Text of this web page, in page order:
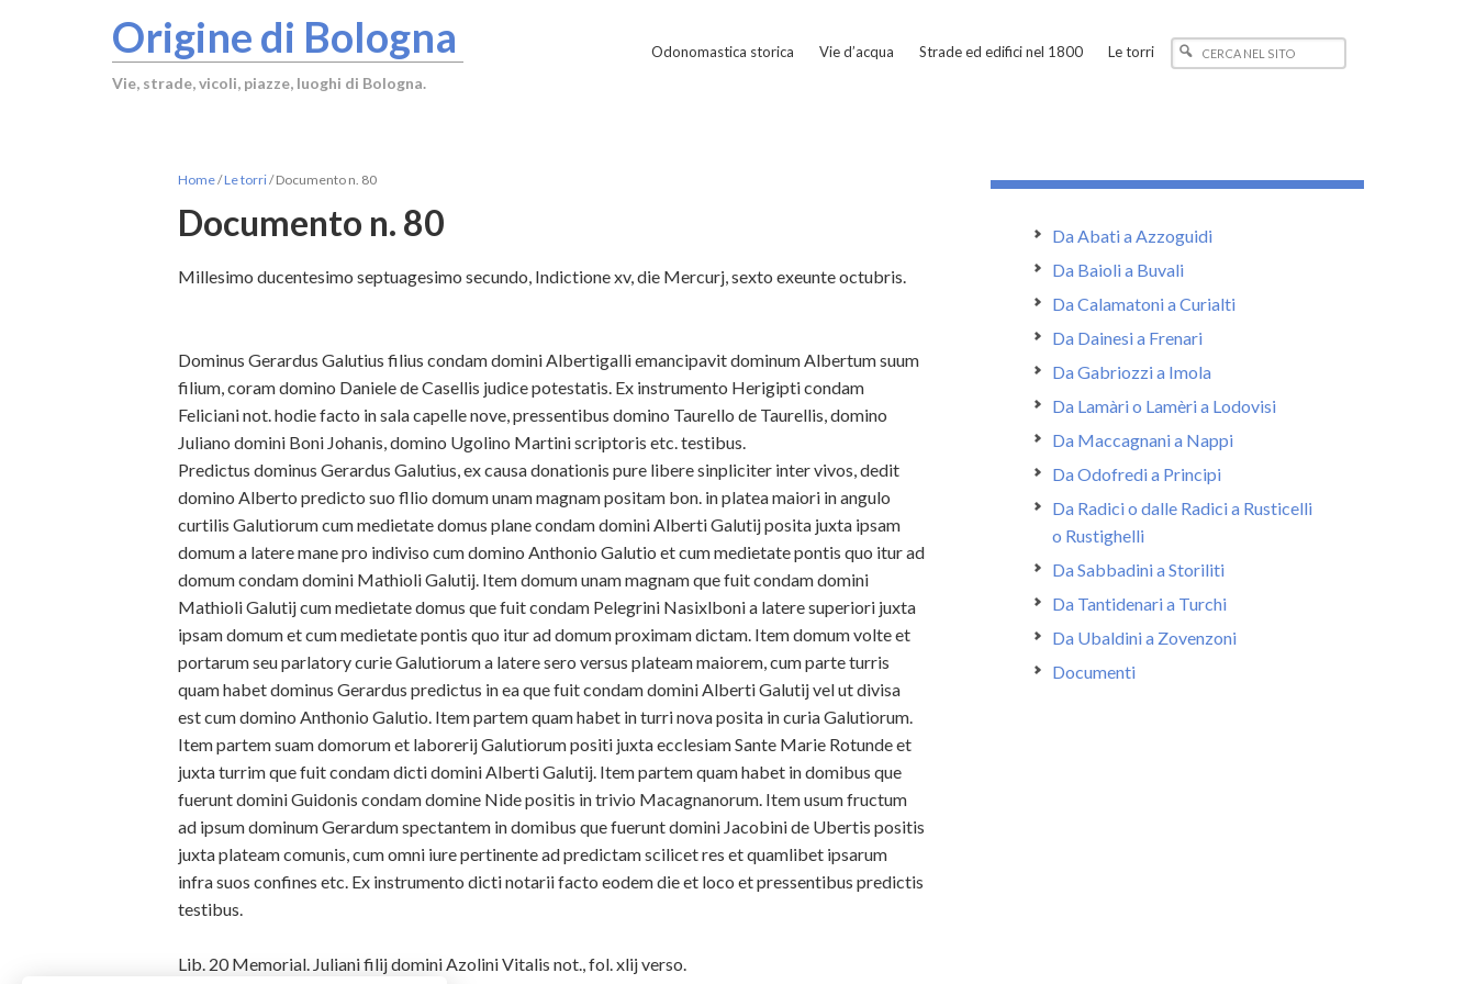
Origine di Bologna
Vie, strade, vicoli, piazze, luoghi di Bologna.
Odonomastica storica Vie d’acqua Strade ed edifici nel 1800 Le torri
Home/Le torri/Documento n. 80
Documento n. 80
Millesimo ducentesimo septuagesimo secundo, Indictione xv, die Mercurj, sexto exeunte octubris.
Dominus Gerardus Galutius filius condam domini Albertigalli emancipavit dominum Albertum suum
filium, coram domino Daniele de Casellis judice potestatis. Ex instrumento Herigipti condam
Feliciani not. hodie facto in sala capelle nove, pressentibus domino Taurello de Taurellis, domino
Juliano domini Boni Johanis, domino Ugolino Martini scriptoris etc. testibus.
Predictus dominus Gerardus Galutius, ex causa donationis pure libere sinpliciter inter vivos, dedit
domino Alberto predicto suo fllio domum unam magnam positam bon. in platea maiori in angulo
curtilis Galutiorum cum medietate domus plane condam domini Alberti Galutij posita juxta ipsam
domum a latere mane pro indiviso cum domino Anthonio Galutio et cum medietate pontis quo itur ad
domum condam domini Mathioli Galutij. Item domum unam magnam que fuit condam domini
Mathioli Galutij cum medietate domus que fuit condam Pelegrini Nasixlboni a latere superiori juxta
ipsam domum et cum medietate pontis quo itur ad domum proximam dictam. Item domum volte et
portarum seu parlatory curie Galutiorum a latere sero versus plateam maiorem, cum parte turris
quam habet dominus Gerardus predictus in ea que fuit condam domini Alberti Galutij vel ut divisa
est cum domino Anthonio Galutio. Item partem quam habet in turri nova posita in curia Galutiorum.
Item partem suam domorum et laborerij Galutiorum positi juxta ecclesiam Sante Marie Rotunde et
juxta turrim que fuit condam dicti domini Alberti Galutij. Item partem quam habet in domibus que
fuerunt domini Guidonis condam domine Nide positis in trivio Macagnanorum. Item usum fructum
ad ipsum dominumGerardum spectantem in domibus que fuerunt domini Jacobini de Ubertis positis
juxta plateam comunis, cum omni iure pertinente ad predictam scilicet res et quamlibet ipsarum
infra suos confines etc. Ex instrumento dicti notarii facto eodem die et loco et pressentibus predictis
testibus.
Lib. 20 Memorial. Juliani filij domini Azolini Vitalis not., fol. xlij verso.
Da Abati a Azzoguidi
Da Baioli a Buvali
Da Calamatoni a Curialti
Da Dainesi a Frenari
Da Gabriozzi a Imola
Da Lamàri o Lamèri a Lodovisi
Da Maccagnani a Nappi
Da Odofredi a Principi
Da Radici o dalle Radici a Rusticelli
o Rustighelli
Da Sabbadini a Storiliti
Da Tantidenari a Turchi
Da Ubaldini a Zovenzoni
Documenti